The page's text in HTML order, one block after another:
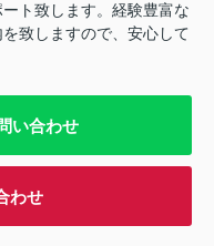
ト致します。経験豊富な
致しますので、安心して
い合わせ
わせ